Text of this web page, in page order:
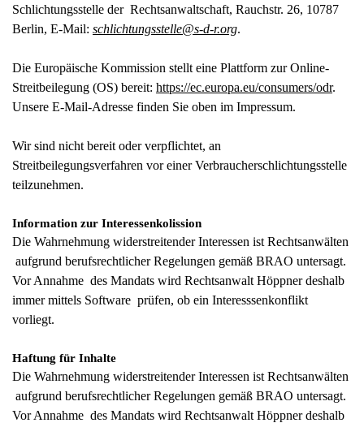
Schlichtungsstelle der Rechtsanwaltschaft, Rauchstr. 26, 10787
Berlin, E-Mail: schlichtungsstelle@s-d-r.org.
Die Europäische Kommission stellt eine Plattform zur Online-
Streitbeilegung (OS) bereit: https://ec.europa.eu/consumers/odr.
Unsere E-Mail-Adresse finden Sie oben im Impressum.
Wir sind nicht bereit oder verpflichtet, an
Streitbeilegungsverfahren vor einer Verbraucherschlichtungsstelle
teilzunehmen.
Information zur Interessenkolission
Die Wahrnehmung widerstreitender Interessen ist Rechtsanwälten
aufgrund berufsrechtlicher Regelungen gemäß BRAO untersagt.
Vor Annahme des Mandats wird Rechtsanwalt Höppner deshalb
immer mittels Software prüfen, ob ein Interesssenkonflikt
vorliegt.
Haftung für Inhalte
Die Wahrnehmung widerstreitender Interessen ist Rechtsanwälten
aufgrund berufsrechtlicher Regelungen gemäß BRAO untersagt.
Vor Annahme des Mandats wird Rechtsanwalt Höppner deshalb